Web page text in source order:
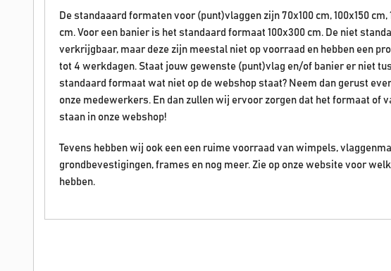
De standaaard formaten voor (punt)vlaggen zijn 70x100 cm, 100x150 cm,
cm. Voor een banier is het standaard formaat 100x300 cm. De niet
verkrijgbaar, maar deze zijn meestal niet op voorraad en hebben een
tot 4 werkdagen. Staat jouw gewenste (punt)vlag en/of banier er niet
standaard formaat wat niet op de webshop staat? Neem dan gerust
onze medewerkers. En dan zullen wij ervoor zorgen dat het formaat of
staan in onze webshop!
Tevens hebben wij ook een een ruime voorraad van wimpels,
grondbevestigingen, frames en nog meer. Zie op onze website voor
hebben.